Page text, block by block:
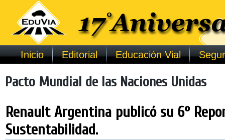
Inicio Editorial Educación Vial
Pacto Mundial de las Naciones Unidas
Renault Argentina publicó su 6°
Sustentabilidad.